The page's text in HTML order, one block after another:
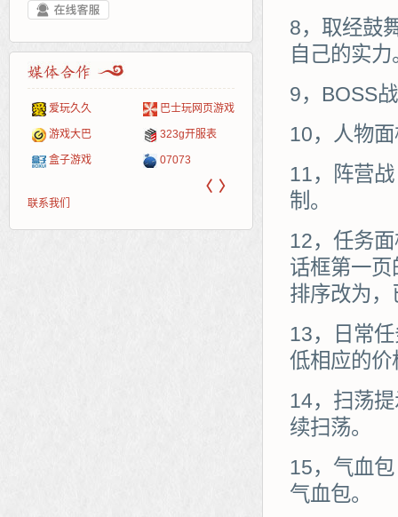
爱玩久久 巴士玩网页游戏
游戏大巴 323g开服表
盒子游戏 07073
腾讯游戏 新浪
网易
pcgame 中华网
Cwan
游侠网页游戏 40407
一游网
斗蟹网页游戏 游戏
〈 〉
联系我们
8，取经鼓
自己的实力
9，BOSS
10，人物
11，阵营
制。
12，任务
话框第一
排序改为
13，日常
低相应的价
14，扫荡
续扫荡。
15，气血
气血包。